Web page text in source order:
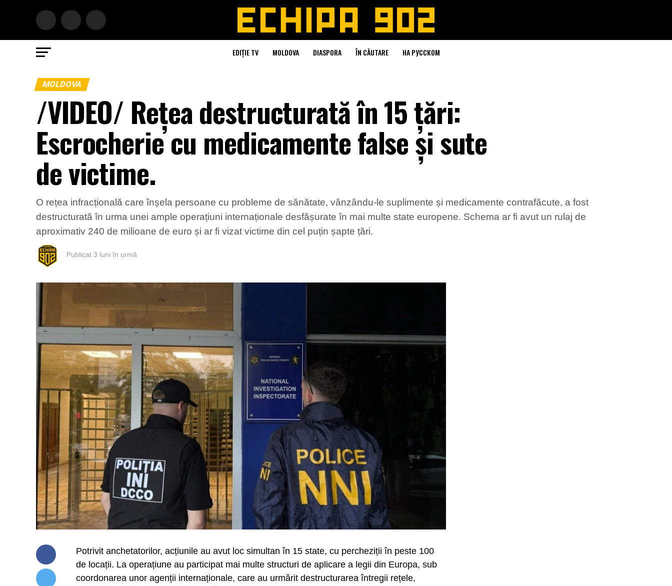
EDIȚIE TV MOLDOVA DIASPORA ÎN CĂUTARE НА РУССКОМ
MOLDOVA
/VIDEO/ Rețea destructurată în 15 țări:
Escrocherie cu medicamente false și sute
de victime.
O rețea infracțională care înșela persoane cu probleme de sănătate, vânzându-le suplimente și medicamente contrafăcute, a fost
destructurată în urma unei ample operațiuni internaționale desfășurate în mai multe state europene. Schema ar fi avut un rulaj de
aproximativ 240 de milioane de euro și ar fi vizat victime din cel puțin șapte țări.
Publicat 3 luni în urmă
Potrivit anchetatorilor, acțiunile au avut loc simultan în 15 state, cu percheziții în peste 100
de locații. La operațiune au participat mai multe structuri de aplicare a legii din Europa, sub
coordonarea unor agenții internaționale, care au urmărit destructurarea întregii rețele,